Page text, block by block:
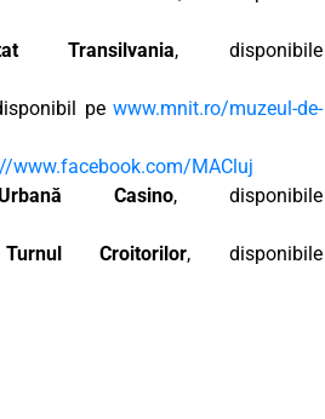
Transilvania, disponibile
pewww.mnit.ro/muzeul-de-
www.facebook.com/MACluj
Casino, disponibile
Croitorilor, disponibile